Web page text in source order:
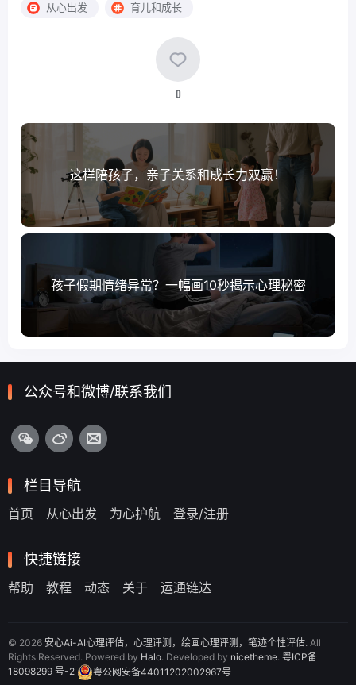
从心出发 育儿和成长
0
这样陪孩子，亲子关系和成长力双赢！
孩子假期情绪异常？一幅画10秒揭示心理秘密
公众号和微博/联系我们
栏目导航
首页 从心出发 为心护航 登录/注册
快捷链接
帮助 教程 动态 关于 运通链达
© 2026 安心Ai-AI心理评估，心理评测，绘画心理评测，笔迹个性评估. All
Rights Reserved. Powered by Halo. Developed by nicetheme. 粤ICP备
18098299 号-2
粤公网安备44011202002967号